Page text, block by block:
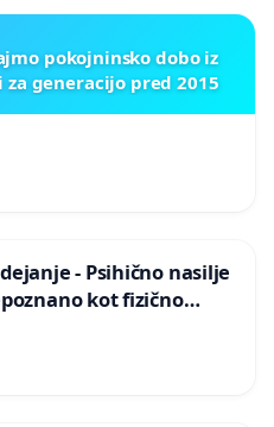
pokojninsko dobo iz
generacijo pred 2015
- Psihično nasilje
kot fizično